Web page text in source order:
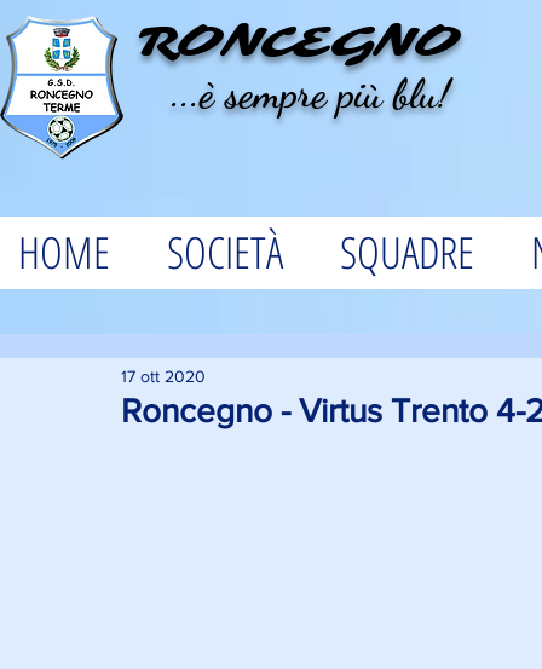
RONCEGNO
...è sempre più blu!
HOME SOCIETÀ SQUADRE
Roncegno - Virtus Trento 4-
17 ott 2020